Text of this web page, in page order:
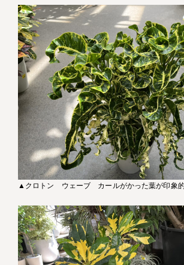
▲クロトン ウェーブ カールがかった葉が印象的